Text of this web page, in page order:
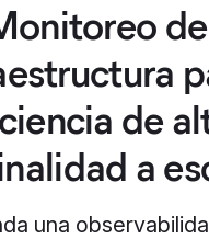
de
de
a
una